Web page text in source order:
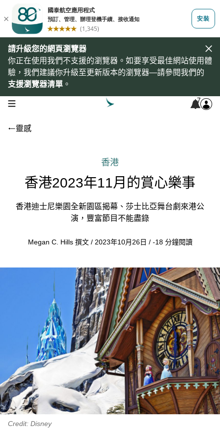
請升級您的網頁瀏覽器
你正在使用我們不支援的瀏覽器。如要享受最佳網站使用體
驗，我們建議你升級至更新版本的瀏覽器—請參閱我們的
支援瀏覽器清單 。
open navigation menu 7
靈感
香港
香港2023年11月的賞心樂事
香港迪士尼樂園全新園區揭幕、莎士比亞舞台劇來港公
演，豐富節目不能盡錄
Megan C. Hills 撰文 / 2023年10月26日 / -18 分鐘閱讀
Credit: Disney